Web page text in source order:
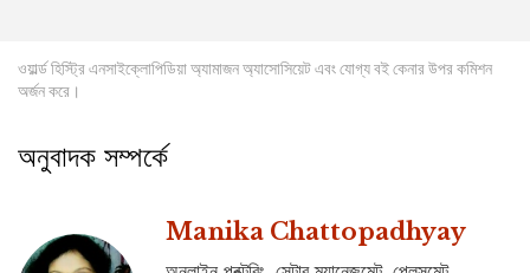
ওয়ার্ল্ড হিস্ট্রি এনসাইক্লোপিডিয়া অ্যামাজন অ্যাসোসিয়েট এবং যোগ্য বই কেনার উপর কমিশন
অর্জন করে।
অনুবাদক সম্পর্কে
Manika Chattopadhyay